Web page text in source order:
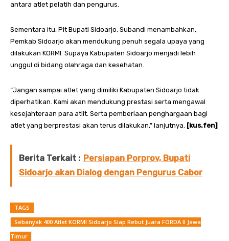
antara atlet pelatih dan pengurus.
Sementara itu, Plt Bupati Sidoarjo, Subandi menambahkan,
Pemkab Sidoarjo akan mendukung penuh segala upaya yang
dilakukan KORMI. Supaya Kabupaten Sidoarjo menjadi lebih
unggul di bidang olahraga dan kesehatan.
“Jangan sampai atlet yang dimiliki Kabupaten Sidoarjo tidak
diperhatikan. Kami akan mendukung prestasi serta mengawal
kesejahteraan para atlit. Serta pemberiaan penghargaan bagi
atlet yang berprestasi akan terus dilakukan,” lanjutnya. [kus.fen]
Berita Terkait : Persiapan Porprov, Bupati
Sidoarjo akan Dialog dengan Pengurus Cabor
TAGS
Sebanyak 400 Atlet KORMI Sidoarjo Siap Rebut Juara FORDA II Jawa
Timur